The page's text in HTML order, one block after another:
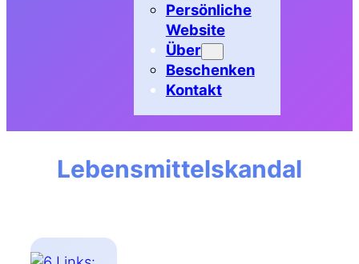
Persönliche
Website
Über
Beschenken
Kontakt
Lebensmittelskandal